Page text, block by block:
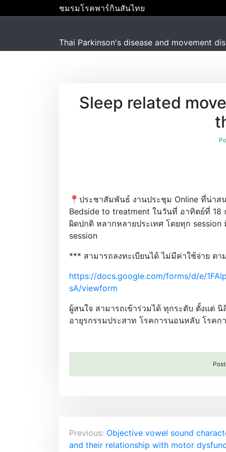
k
t
ชมรมโรคพาร์กินสันไทย
Thai Parkinson's disease and movement
Sleep related
📍ประชาสัมพันธ์ งานประชุม Online ที่น่าส
Bedside to treatment ในวันที่ อาทิตย์ที่
ผิดปกติ หลากหลายประเทศ โดยทุก
session
*** สามารถลงทะเบียนได้ ไม่มีค่าใช้จ่าย ต
https://docs.google.com/forms/d/e/
sA/viewform
ผู้สนใจ สามารถเข้าร่วมได้ ทุกระดับ ตั้งแต่
อายุรกรรมประสาท โรคการนอนหลับ โรคก
P
Previous: Objective vowel sound
and their relationship with motor